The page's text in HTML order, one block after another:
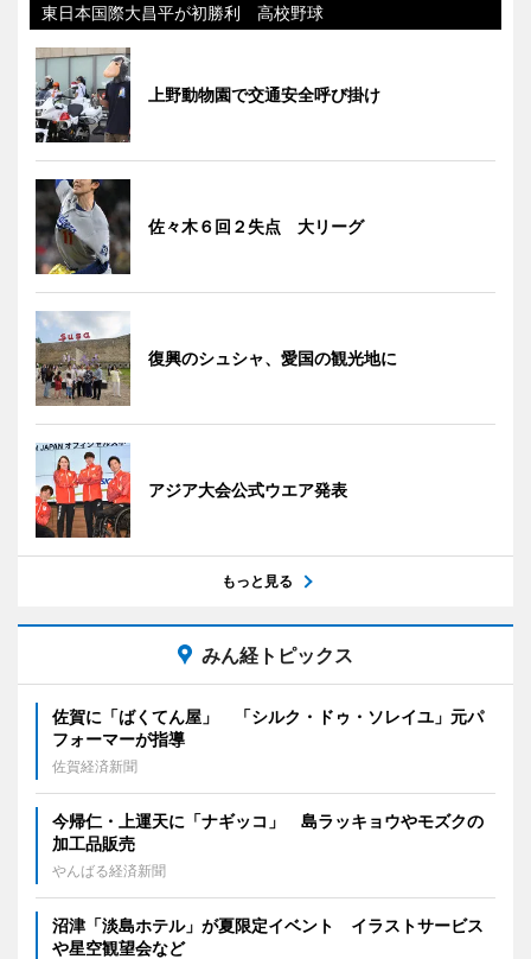
東日本国際大昌平が初勝利 高校野球
上野動物園で交通安全呼び掛け
佐々木６回２失点 大リーグ
復興のシュシャ、愛国の観光地に
アジア大会公式ウエア発表
もっと見る
みん経トピックス
佐賀に「ばくてん屋」 「シルク・ドゥ・ソレイユ」元パ
フォーマーが指導
佐賀経済新聞
今帰仁・上運天に「ナギッコ」 島ラッキョウやモズクの
加工品販売
やんばる経済新聞
沼津「淡島ホテル」が夏限定イベント イラストサービス
や星空観望会など